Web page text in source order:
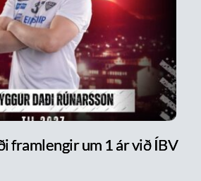
framlengir um 1 ár við ÍBV